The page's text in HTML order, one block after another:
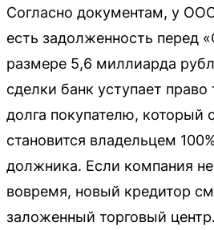
Согласно документам, у
есть задолженность перед
размере 5,6 миллиарда
сделки банк уступает право
долга покупателю, который
становится владельцем
должника. Если компания не
вовремя, новый кредитор
заложенный торговый центр.